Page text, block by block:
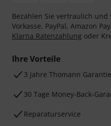
Bezahlen Sie vertraulich
Vorkasse, PayPal, Amazon
Klarna Ratenzahlung oder
Ihre Vorteile
3 Jahre Thomann Garantie
30 Tage Money-Back-
Reparaturservice